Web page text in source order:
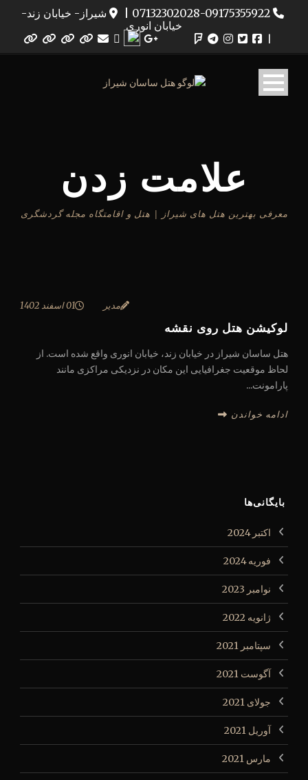
07132302028-09175355922
شیراز- خیابان زند-
خیابان انوری
علامت زدن
معرفی بهترین هتل های شیراز | هتل و اقامتگاه مجله گردشگری
01 اسفند 1402 مدیر
لوکیشن هتل روی نقشه
هتل ساسان شیراز در خیابان زند، خیابان انوری واقع شده است. از
لحاظ موقعیت جغرافیایی این مکان در نزدیکی مراکزی مانند
پارامونت...
ادامه خواندن
بایگانی‌ها
اکتبر 2024
فوریه 2024
نوامبر 2023
ژانویه 2022
سپتامبر 2021
آگوست 2021
جولای 2021
آوریل 2021
مارس 2021